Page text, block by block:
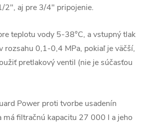
2", aj pre 3/4" pripojenie.
teplotu vody 5-38°C, a vstupný tlak
rozsahu 0,1-0,4 MPa, pokiaľ je väčší,
pretlakový ventil (nie je súčasťou
Power proti tvorbe usadenín
má filtračnú kapacitu 27 000 l a jeho